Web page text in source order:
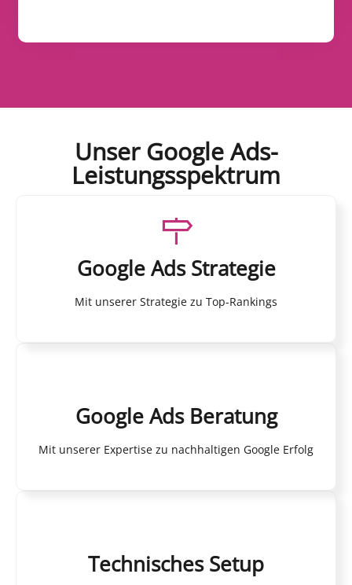
Unser Google Ads-
Leistungsspektrum
Google Ads Strategie
Mit unserer Strategie zu Top-Rankings
Google Ads Beratung
Mit unserer Expertise zu nachhaltigen Google Erfolg
Technisches Setup